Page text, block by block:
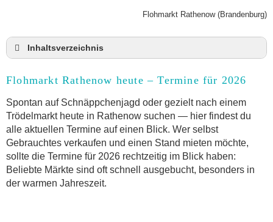
Flohmarkt Rathenow (Brandenburg)
Inhaltsverzeichnis
Anmeldung & Standgebühr auf dem Trödelmarkt
Online-Flohmarkt Rathenow
Welche Trödelmarkt-Typen gibt es?
Aktuelle Flohmarkt-Termine für Rathenow und
Umgebung
Kleinanzeigen Rathenow als Alternative zum
Trödelmarkt
Flohmarkt Rathenow heute – Termine für 2026
Spontan auf Schnäppchenjagd oder gezielt nach einem
Trödelmarkt heute in Rathenow suchen — hier findest du
alle aktuellen Termine auf einen Blick. Wer selbst
Gebrauchtes verkaufen und einen Stand mieten möchte,
sollte die Termine für 2026 rechtzeitig im Blick haben:
Beliebte Märkte sind oft schnell ausgebucht, besonders in
der warmen Jahreszeit.